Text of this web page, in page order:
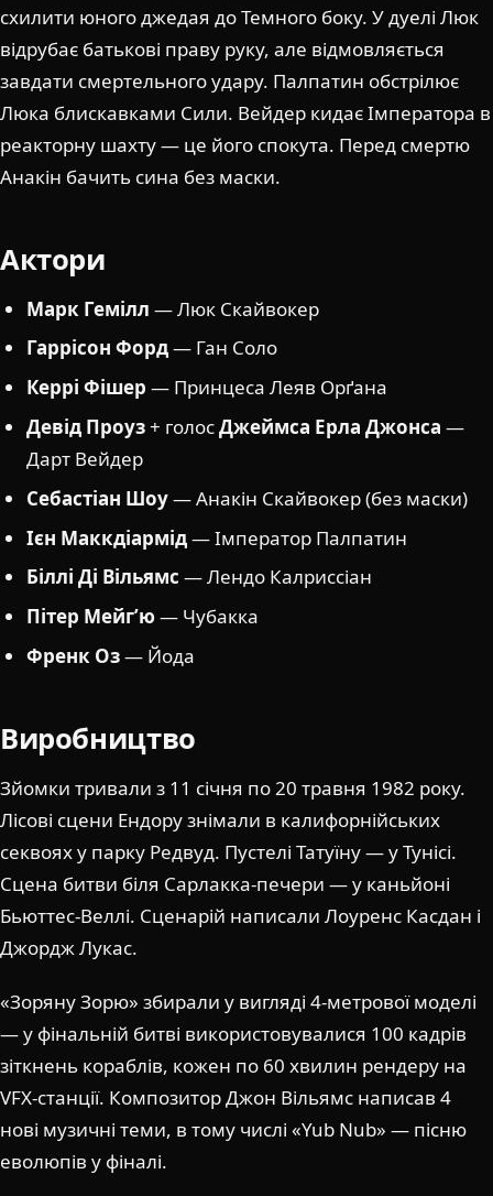
схилити юного джедая до Темного боку. У дуелі Люк
відрубає батькові праву руку, але відмовляється
завдати смертельного удару. Палпатин обстрілює
Люка блискавками Сили. Вейдер кидає Імператора в
реакторну шахту — це його спокута. Перед смертю
Анакін бачить сина без маски.
Актори
Марк Гемілл — Люк Скайвокер
Гаррісон Форд— Ган Соло
Керрі Фішер — Принцеса Леяв Орґана
Девід Проуз+ голосДжеймса Ерла Джонса —
Дарт Вейдер
Себастіан Шоу— Анакін Скайвокер (без маски)
Ієн Маккдіармід— Імператор Палпатин
Біллі Ді Вільямс — Лендо Калриссіан
Пітер Мейг’ю— Чубакка
Френк Оз— Йода
Виробництво
Зйомки тривали з 11 січня по 20 травня 1982 року.
Лісові сцени Ендору знімали в калифорнійських
секвоях у парку Редвуд. Пустелі Татуїну — у Тунісі.
Сцена битви біля Сарлакка-печери — у каньйоні
Бьюттес-Веллі. Сценарій написали Лоуренс Касдан і
Джордж Лукас.
«Зоряну Зорю» збирали у вигляді 4-метрової моделі
— у фінальній битві використовувалися 100 кадрів
зіткнень кораблів, кожен по 60 хвилин рендеру на
VFX-станції. Композитор Джон Вільямс написав 4
нові музичні теми, в тому числі «Yub Nub» — пісню
еволюпів у фіналі.